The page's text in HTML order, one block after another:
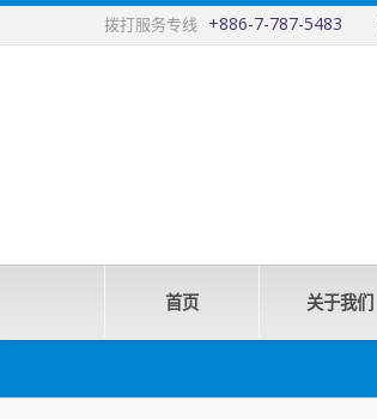
拨打服务专线 +886-7-787-5483
首页 关于我们